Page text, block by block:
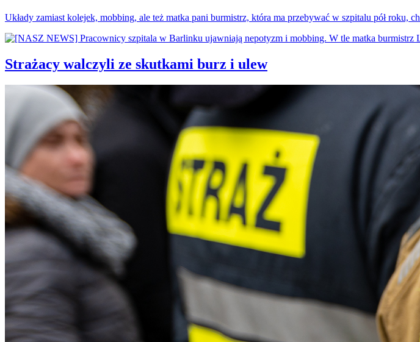
Układy zamiast kolejek, mobbing, ale też matka pani burmistrz, która ma przebywać w szpitalu pół roku,
Strażacy walczyli ze skutkami burz i ulew